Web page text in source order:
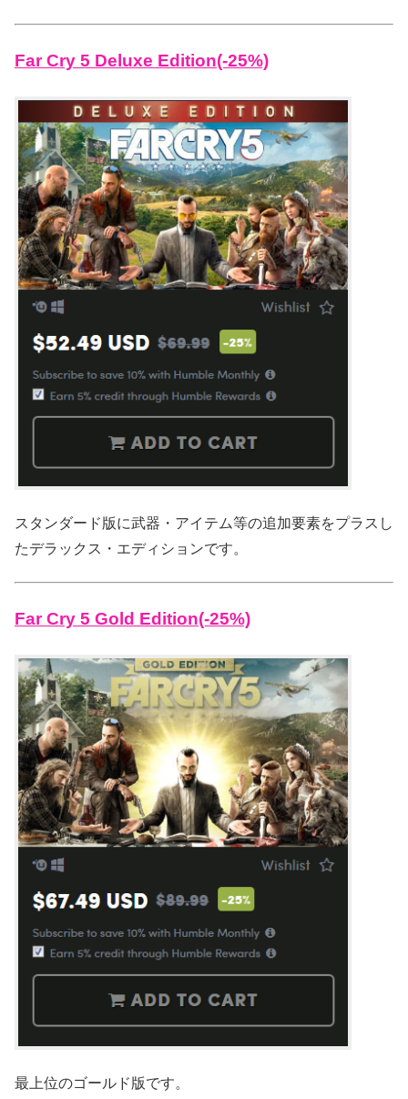
Far Cry 5 Deluxe Edition(-25%)
スタンダード版に武器・アイテム等の追加要素をプラスし
たデラックス・エディションです。
Far Cry 5 Gold Edition(-25%)
最上位のゴールド版です。